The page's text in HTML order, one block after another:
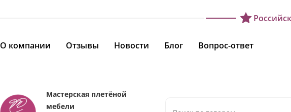
О компании Отзывы Новости Блог Вопрос-ответ
Мастерская плетёной
мебели